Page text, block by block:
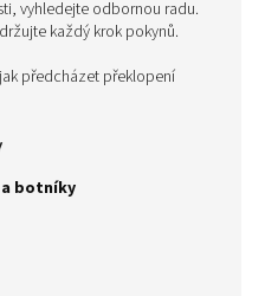
vyhledejte odbornou radu.
každý krok pokynů.
předcházet překlopení
a botníky